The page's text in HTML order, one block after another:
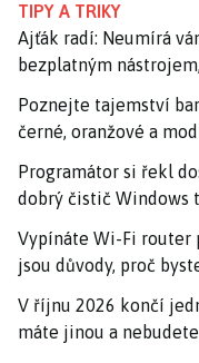
TIPY A TRIKY
Ajťák radí: Neumírá
bezplatným
Poznejte tajemství
černé, oranžové a
Programátor si řekl
dobrý čistič Windows
Vypínáte Wi-Fi router
jsou důvody, proč
V říjnu 2026 končí
máte jinou a